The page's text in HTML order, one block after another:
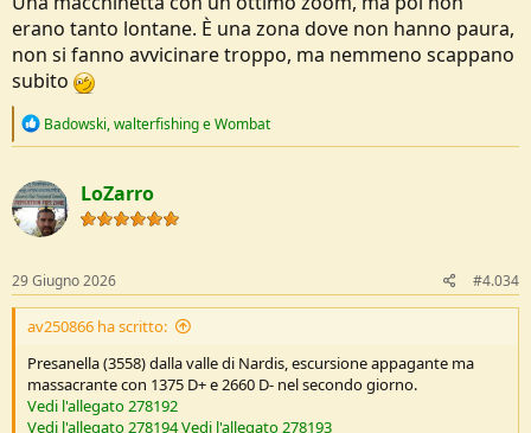
erano tanto lontane. È una zona dove non hanno paura,
non si fanno avvicinare troppo, ma nemmeno scappano
subito
R
c
t
i
o
s
:
Badowski,walterfishingeWombat
LoZarro
29 Giugno 2026 #4.034
av250866 ha scritto:
Presanella (3558) dalla valle di Nardis, escursione appagante ma
massacrante con 1375 D+ e 2660 D- nel secondo giorno.
Vedi l'allegato 278192
Vedi l'allegato 278194Vedi l'allegato 278193